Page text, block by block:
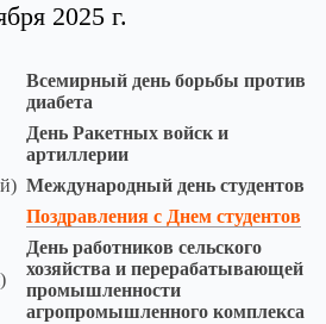
2025 г.
Всемирный день борьбы против
диабета
День Ракетных войск и
артиллерии
Международный день студентов
Поздравления с Днем студентов
День работников сельского
хозяйства и перерабатывающей
промышленности
агропромышленного комплекса